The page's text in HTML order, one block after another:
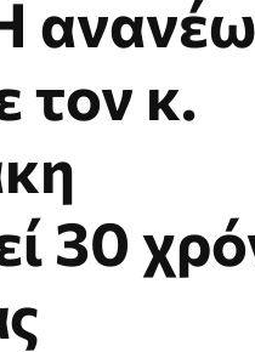
τον κ.
30